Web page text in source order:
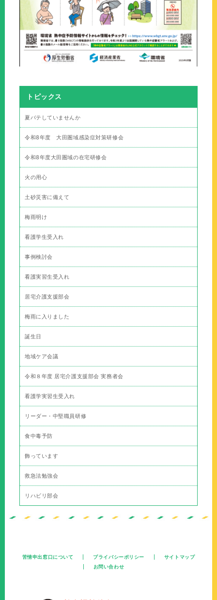
トピックス
夏バテしていませんか
令和8年度 大田圏域感染症対策研修会
令和8年度大田圏域の在宅研修会
火の用心
土砂災害に備えて
梅雨明け
看護学生受入れ
事例検討会
看護実習生受入れ
居宅介護支援部会
梅雨に入りました
誕生日
地域ケア会議
令和８年度 居宅介護支援部会 実務者会
看護学実習生受入れ
リーダー・中堅職員研修
食中毒予防
飾っています
救急法勉強会
リハビリ部会
苦情申出窓口について プライバシーポリシー
サイトマップ
お問い合わせ